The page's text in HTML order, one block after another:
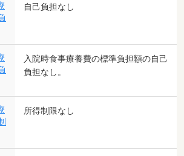
自己負担なし
入院時食事療養費の標準負担額の自己
負担なし。
所得制限なし